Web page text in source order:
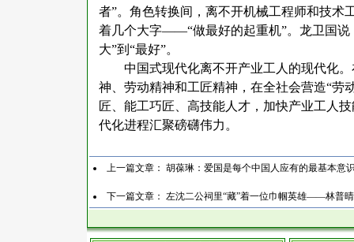
者”。角色转换间，离不开机械工程师和技术
着几个大字——“做最好的起重机”。龙卫国说
大”到“最好”。
中国式现代化离不开产业工人的现代化
神、劳动精神和工匠精神，在全社会营造“劳
匠、能工巧匠、高技能人才，加快产业工人
代化进程汇聚磅礴伟力。
上一篇文章： 胡葆琳：爱国是每个中国人应有的最基本意
下一篇文章： 左沈二公祠里“藏”着一位巾帼英雄——林普晴